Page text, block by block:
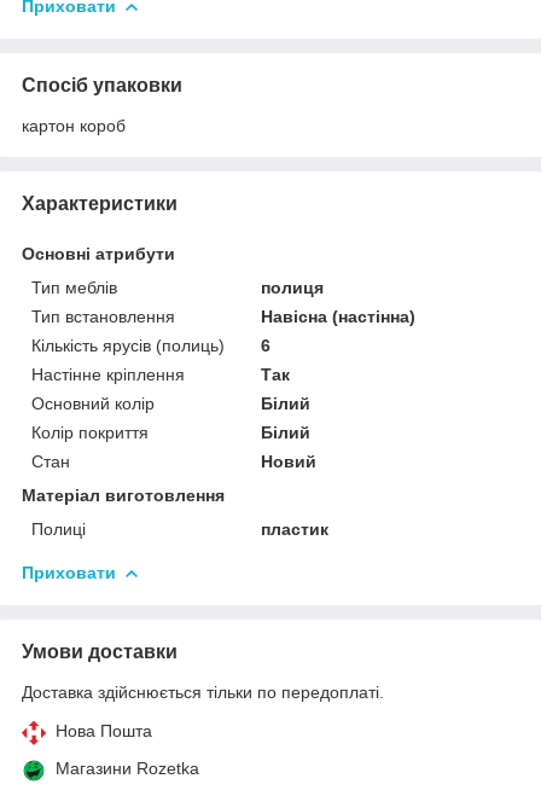
Приховати
Спосіб упаковки
картон короб
Характеристики
Основні атрибути
Тип меблів
полиця
Тип встановлення
Навісна (настінна)
Кількість ярусів (полиць)
6
Настінне кріплення
Так
Основний колір
Білий
Колір покриття
Білий
Стан
Новий
Матеріал виготовлення
Полиці
пластик
Приховати
Умови доставки
Доставка здійснюється тільки по передоплаті.
Нова Пошта
Магазини Rozetka